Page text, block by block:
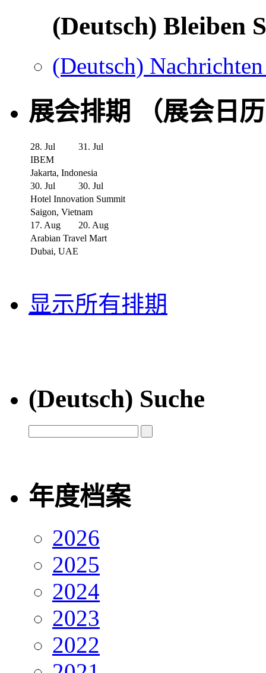
(Deutsch) Bleiben
(Deutsch)
展会排期 （展会日
28. Jul
31. Jul
IBEM
Jakarta, Indonesia
30. Jul
30. Jul
Hotel Innovation Summit
Saigon, Vietnam
17. Aug
20. Aug
Arabian Travel Mart
Dubai, UAE
显示所有排期
(Deutsch) Suche
年度档案
2026
2025
2024
2023
2022